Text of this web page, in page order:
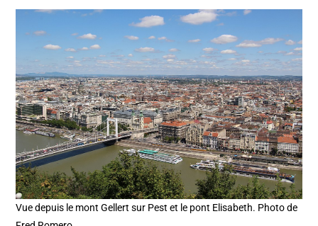
Vue depuis le mont Gellert sur Pest et le pont Elisabeth. Photo de